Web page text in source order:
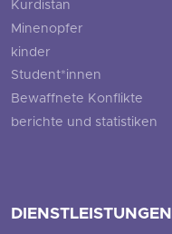
Kurdistan
Minenopfer
kinder
Student*innen
Bewaffnete Konflikte
berichte und statistiken
DIENSTLEISTUNGEN